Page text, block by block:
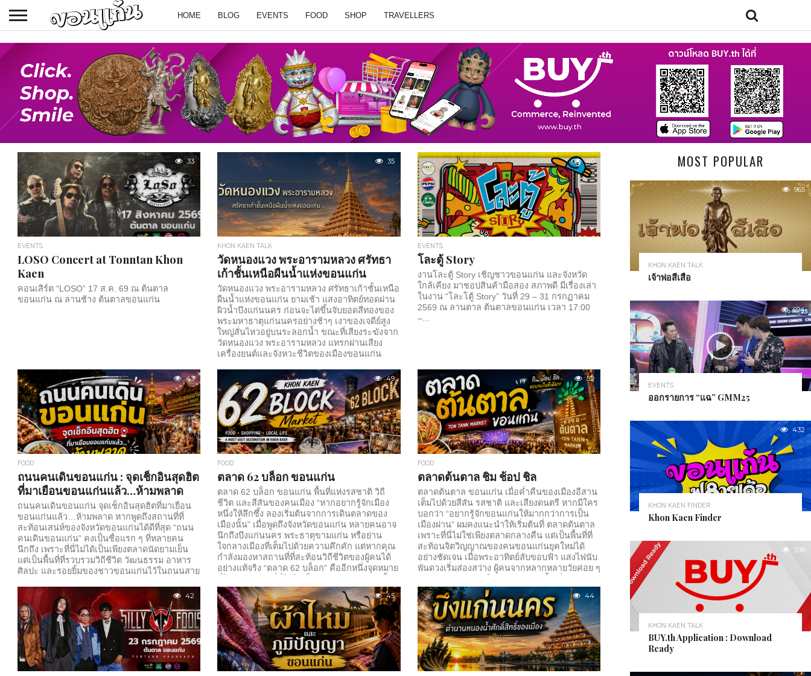
HOME BLOG EVENTS FOOD SHOP TRAVELLERS
33
EVENTS
LOSO Concert at Tonntan Khon
Kaen
คอนเสิร์ต “LOSO” 17 ส.ค. 69 ณ ต้นตาล
ขอนแก่น ณ ลานช้าง ต้นตาลขอนแก่น
35
KHON KAEN TALK
วัดหนองแวง พระอารามหลวง ศรัทธา
เก้าชั้นเหนือผืนน้ำแห่งขอนแก่น
วัดหนองแวง พระอารามหลวง ศรัทธาเก้าชั้นเหนือ
ผืนน้ำแห่งขอนแก่น ยามเช้า แสงอาทิตย์ทอดผ่าน
ผิวน้ำบึงแก่นนคร ก่อนจะไต่ขึ้นจับยอดสีทองของ
พระมหาธาตุแก่นนครอย่างช้าๆ เงาของเจดีย์สูง
ใหญ่สั่นไหวอยู่บนระลอกน้ำ ขณะที่เสียงระฆังจาก
วัดหนองแวง พระอารามหลวง แทรกผ่านเสียง
เครื่องยนต์และจังหวะชีวิตของเมืองขอนแก่น
แวงมิได้ตั้งอยู่อย่างโดดเดี่ยว หากเป็นเสมือนหลัก
หมายที่เชื่อมภูมิประเทศ ประวัติศาสตร์ และความ
เชื่อของผู้คนเข้าด้วยกัน พระมหาธาตุเก้าชั้นตั้ง
ตระหง่านริมบึง มองเห็นได้จากหลายจุดของเมือง
แต่เมื่อก้าวผ่านกำแพงวัดเข้าไป ความสูงใหญ่ที่
เห็นจากระยะไกลกลับเผยรายละเอียดเล็กละเอียด
—ลายพญานาค บานประตูแกะสลัก จิตรกรรมฝา
ผนัง และเรื่องเล่าพื้นบ้านที่ซ่อนอยู่ตามชั้นต่างๆ...
40
EVENTS
โละตู้ Story
งานโละตู้ Story เชิญชาวขอนแก่น และจังหวัด
ใกล้เคียง มาชอปสินค้ามือสอง สภาพดี มีเรื่องเล่า
ในงาน “โละโตู้ Story” วันที่ 29 – 31 กรกฏาคม
2569 ณ ลานตาล ต้นตาลขอนแก่น เวลา 17:00
–...
43
FOOD
ถนนคนเดินขอนแก่น : จุดเช็กอินสุดฮิต
ที่มาเยือนขอนแก่นแล้ว…ห้ามพลาด
ถนนคนเดินขอนแก่น จุดเช็กอินสุดฮิตที่มาเยือน
ขอนแก่นแล้ว…ห้ามพลาด หากพูดถึงสถานที่ที่
สะท้อนเสน่ห์ของจังหวัดขอนแก่นได้ดีที่สุด “ถนน
คนเดินขอนแก่น” คงเป็นชื่อแรก ๆ ที่หลายคน
นึกถึง เพราะที่นี่ไม่ได้เป็นเพียงตลาดนัดยามเย็น
แต่เป็นพื้นที่ที่รวบรวมวิถีชีวิต วัฒนธรรม อาหาร
ศิลปะ และรอยยิ้มของชาวขอนแก่นไว้ในถนนสาย
คึกคักไปด้วยนักท่องเที่ยว คนท้องถิ่น และ
ครอบครัวที่ออกมาเดินเล่น ชิมอาหารอร่อย และ
เลือกซื้อสินค้าทำมือจากผู้ประกอบการในชุมชน
ถนนสายนี้เปิดให้เดินตั้งแต่ช่วงเย็นไปจนถึงค่ำ
พร้อมร้านค้าหลายร้อยร้านที่เรียงรายตลอดเส้น
ทางกว่า 700...
49
FOOD
ตลาด 62 บล็อก ขอนแก่น
ตลาด 62 บล็อก ขอนแก่น พื้นที่แห่งรสชาติ วิถี
ชีวิต และสีสันของคนเมือง “หากอยากรู้จักเมือง
หนึ่งให้ลึกซึ้ง ลองเริ่มต้นจากการเดินตลาดของ
เมืองนั้น” เมื่อพูดถึงจังหวัดขอนแก่น หลายคนอาจ
นึกถึงบึงแก่นนคร พระธาตุขามแก่น หรือย่าน
ใจกลางเมืองที่เต็มไปด้วยความคึกคัก แต่หากคุณ
กำลังมองหาสถานที่ที่สะท้อนวิถีชีวิตของผู้คนได้
อย่างแท้จริง “ตลาด 62 บล็อก” คืออีกหนึ่งจุดหมาย
ขายสินค้าเท่านั้น หากยังเป็นพื้นที่ที่รวมเอาอาหาร
ท้องถิ่น งานคราฟต์ สินค้าแฮนด์เมด...
52
FOOD
ตลาดต้นตาล ชิม ช้อป ชิล
ตลาดต้นตาล ขอนแก่น เมื่อค่ำคืนของเมืองอีสาน
เต็มไปด้วยสีสัน รสชาติ และเสียงดนตรี หากมีใคร
บอกว่า “อยากรู้จักขอนแก่นให้มากกว่าการเป็น
เมืองผ่าน” ผมคงแนะนำให้เริ่มต้นที่ ตลาดต้นตาล
เพราะที่นี่ไม่ใช่เพียงตลาดกลางคืน แต่เป็นพื้นที่ที่
สะท้อนจิตวิญญาณของคนขอนแก่นยุคใหม่ได้
อย่างชัดเจน เมื่อพระอาทิตย์ลับขอบฟ้า แสงไฟนับ
พันดวงเริ่มส่องสว่าง ผู้คนจากหลากหลายวัยค่อย ๆ
หอมกรุ่นลอยมาตามสายลม เสียงดนตรีสดดังแว่ว
มาจากเวทีกลาง และรอยยิ้มของผู้คนทำให้
บรรยากาศเต็มไปด้วยความอบอุ่น ตลาดต้นตาลตั้ง
อยู่บนถนนมิตรภาพ ใจกลางเมืองขอนแก่น เปิดให้
บริการทุกวันในช่วงเย็นจนถึงค่ำ...
42 45 44
MOST POPULAR
965
KHON KAEN TALK
เจ้าพ่อสีเสือ
694
EVENTS
ออกรายการ “แฉ” GMM25
432
KHON KAEN FINDER
Khon Kaen Finder
338
KHON KAEN TALK
BUY.th Application : Download
Ready